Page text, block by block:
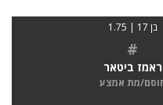
בן 17 | 1.75
#
ראמז ביטאר
מת אמצע